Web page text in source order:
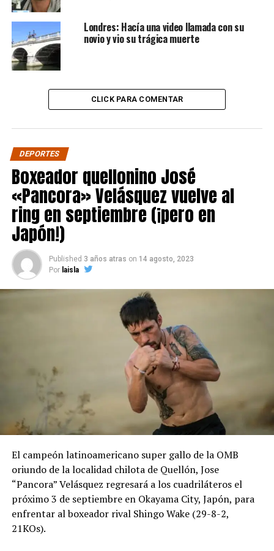
Londres: Hacía una video llamada con su
novio y vio su trágica muerte
CLICK PARA COMENTAR
DEPORTES
Boxeador quellonino José
«Pancora» Velásquez vuelve al
ring en septiembre (¡pero en
Japón!)
Published 3 años atras on 14 agosto, 2023
Por laisla
El campeón latinoamericano super gallo de la OMB
oriundo de la localidad chilota de Quellón, Jose
“Pancora” Velásquez regresará a los cuadriláteros el
próximo 3 de septiembre en Okayama City, Japón, para
enfrentar al boxeador rival Shingo Wake (29-8-2,
21KOs).